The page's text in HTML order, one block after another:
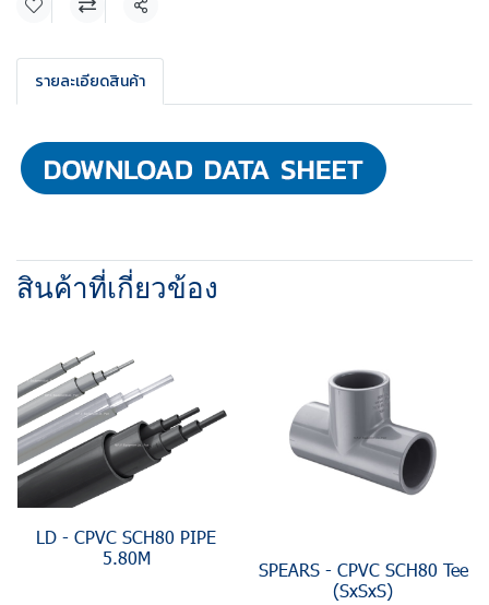
แชร์
รายละเอียดสินค้า
สินค้าที่เกี่ยวข้อง
LD - CPVC SCH80 PIPE
5.80M
SPEARS - CPVC SCH80 Tee
(SxSxS)